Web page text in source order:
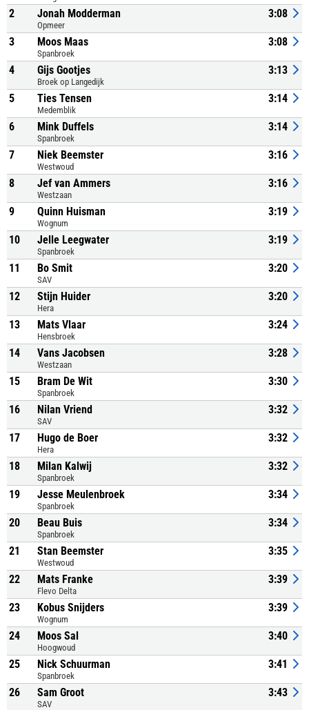
2 Jonah Modderman
Opmeer
3:08
3 Moos Maas
Spanbroek
3:08
4 Gijs Gootjes
Broek op Langedijk
3:13
5 Ties Tensen
Medemblik
3:14
6 Mink Duffels
Spanbroek
3:14
7 Niek Beemster
Westwoud
3:16
8 Jef van Ammers
Westzaan
3:16
9 Quinn Huisman
Wognum
3:19
10 Jelle Leegwater
Spanbroek
3:19
11 Bo Smit
SAV
3:20
12 Stijn Huider
Hera
3:20
13 Mats Vlaar
Hensbroek
3:24
14 Vans Jacobsen
Westzaan
3:28
15 Bram De Wit
Spanbroek
3:30
16 Nilan Vriend
SAV
3:32
17 Hugo de Boer
Hera
3:32
18 Milan Kalwij
Spanbroek
3:32
19 Jesse Meulenbroek
Spanbroek
3:34
20 Beau Buis
Spanbroek
3:34
21 Stan Beemster
Westwoud
3:35
22 Mats Franke
Flevo Delta
3:39
23 Kobus Snijders
Wognum
3:39
24 Moos Sal
Hoogwoud
3:40
25 Nick Schuurman
Spanbroek
3:41
26 Sam Groot
SAV
3:43